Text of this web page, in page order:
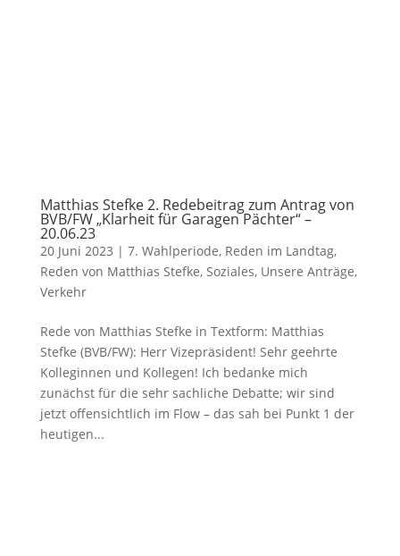
Matthias Stefke 2. Redebeitrag zum Antrag von
BVB/FW „Klarheit für Garagen Pächter“ –
20.06.23
20 Juni 2023 | 7. Wahlperiode, Reden im Landtag,
Reden von Matthias Stefke, Soziales, Unsere Anträge,
Verkehr
Rede von Matthias Stefke in Textform: Matthias
Stefke (BVB/FW): Herr Vizepräsident! Sehr geehrte
Kolleginnen und Kollegen! Ich bedanke mich
zunächst für die sehr sachliche Debatte; wir sind
jetzt offensichtlich im Flow – das sah bei Punkt 1 der
heutigen...